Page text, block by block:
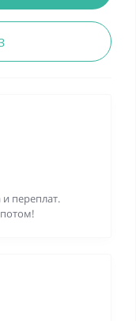
переплат.